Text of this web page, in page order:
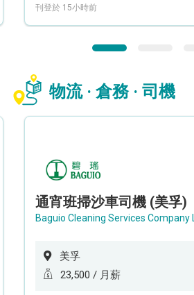
刊登於 15小時前
物流 · 倉務 · 司機
通宵班掃沙車司機 (美孚)
Baguio Cleaning Services Company
美孚
23,500 / 月薪